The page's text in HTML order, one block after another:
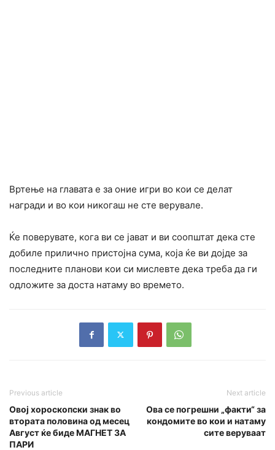
Вртење на главата е за оние игри во кои се делат
награди и во кои никогаш не сте верувале.​
Ќе поверувате, кога ви се јават и ви соопштат дека сте
добиле прилично пристојна сума, која ќе ви дојде за
последните планови кои си мислевте дека треба да ги
одложите за доста натаму во времето.
Previous article
Овој хороскопски знак во
втората половина од месец
Август ќе биде МАГНЕТ ЗА
ПАРИ
Next article
Ова се погрешни „факти“ за
кондомите во кои и натаму
сите веруваат